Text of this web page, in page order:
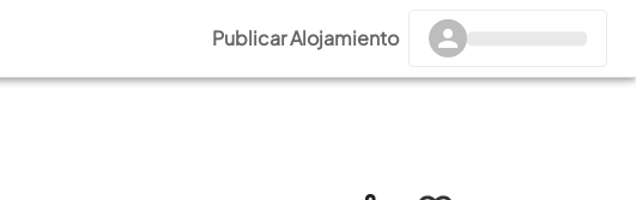
Publicar Alojamiento